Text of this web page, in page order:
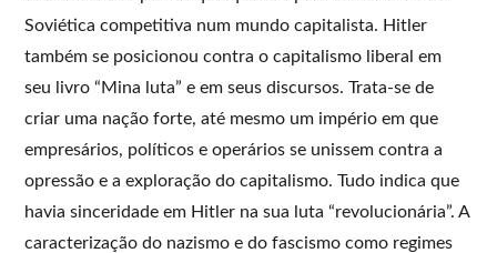
Soviética competitiva num mundo capitalista. Hitler
também se posicionou contra o capitalismo liberal em
seu livro “Mina luta” e em seus discursos. Trata-se de
criar uma nação forte, até mesmo um império em que
empresários, políticos e operários se unissem contra a
opressão e a exploração do capitalismo. Tudo indica que
havia sinceridade em Hitler na sua luta “revolucionária”. A
caracterização do nazismo e do fascismo como regimes